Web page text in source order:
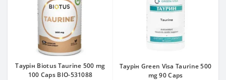
Таурін Biotus Taurine 500 mg
100 Caps BIO-531088
Таурін Green Visa Taurine 500
mg 90 Caps